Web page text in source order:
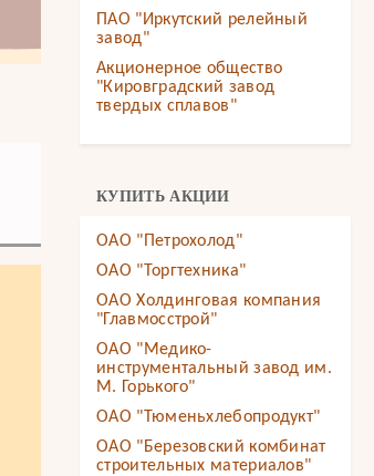
ПАО "Иркутский релейный
завод"
Акционерное общество
"Кировградский завод
твердых сплавов"
КУПИТЬ АКЦИИ
ОАО "Петрохолод"
ОАО "Торгтехника"
ОАО Холдинговая компания
"Главмосстрой"
ОАО "Медико-
инструментальный завод им.
М. Горького"
ОАО "Тюменьхлебопродукт"
ОАО "Березовский комбинат
строительных материалов"